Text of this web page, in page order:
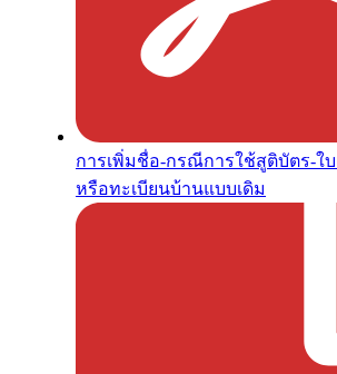
การเพิ่มชื่อ-กรณีการใช้สูติบัตร-ใ
หรือทะเบียนบ้านแบบเดิม